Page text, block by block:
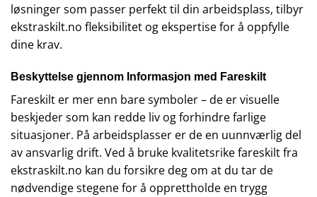
løsninger som passer perfekt til din arbeidsplass, tilbyr
ekstraskilt.no fleksibilitet og ekspertise for å oppfylle
dine krav.
Beskyttelse gjennom Informasjon med Fareskilt
Fareskilt er mer enn bare symboler – de er visuelle
beskjeder som kan redde liv og forhindre farlige
situasjoner. På arbeidsplasser er de en uunnværlig del
av ansvarlig drift. Ved å bruke kvalitetsrike fareskilt fra
ekstraskilt.no kan du forsikre deg om at du tar de
nødvendige stegene for å opprettholde en trygg